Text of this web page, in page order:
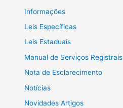
Informações
Leis Específicas
Leis Estaduais
Manual de Serviços Registrais
Nota de Esclarecimento
Notícias
Novidades Artigos